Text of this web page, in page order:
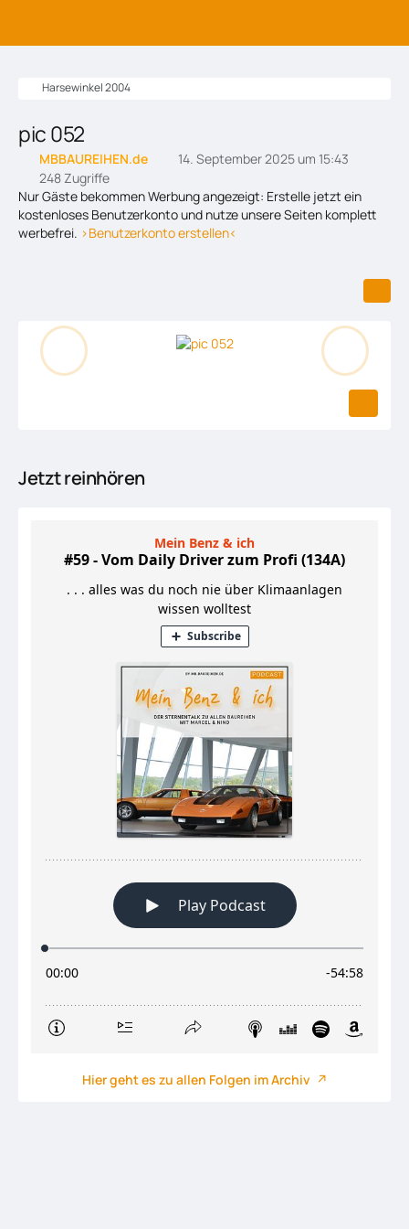
Harsewinkel 2004
pic 052
MBBAUREIHEN.de
14. September 2025 um 15:43
248 Zugriffe
Nur Gäste bekommen Werbung angezeigt: Erstelle jetzt ein
kostenloses Benutzerkonto und nutze unsere Seiten komplett
werbefrei. >Benutzerkonto erstellen<
Jetzt reinhören
Hier geht es zu allen Folgen im Archiv